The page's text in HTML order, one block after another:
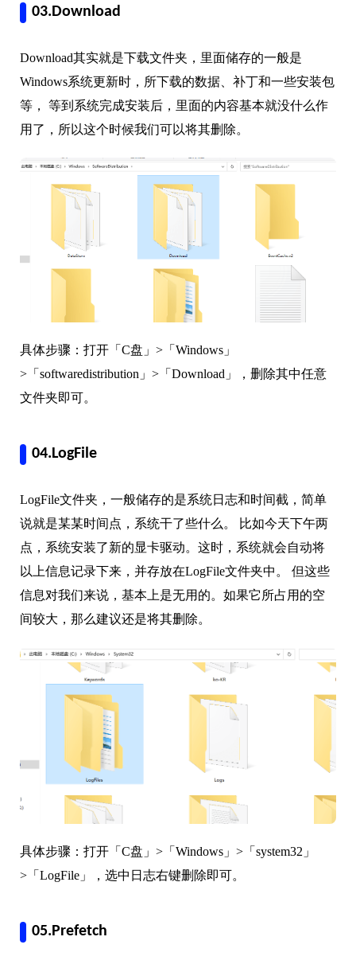
03.Download
Download其实就是下载文件夹，里面储存的一般是
Windows系统更新时，所下载的数据、补丁和一些安装包
等， 等到系统完成安装后，里面的内容基本就没什么作
用了，所以这个时候我们可以将其删除。
具体步骤：打开「C盘」>「Windows」
>「softwaredistribution」>「Download」，删除其中任意
文件夹即可。
04.LogFile
LogFile文件夹，一般储存的是系统日志和时间截，简单
说就是某某时间点，系统干了些什么。 比如今天下午两
点，系统安装了新的显卡驱动。这时，系统就会自动将
以上信息记录下来，并存放在LogFile文件夹中。 但这些
信息对我们来说，基本上是无用的。如果它所占用的空
间较大，那么建议还是将其删除。
具体步骤：打开「C盘」>「Windows」>「system32」
>「LogFile」，选中日志右键删除即可。
05.Prefetch